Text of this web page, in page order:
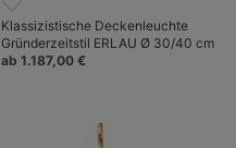
Klassizistische Deckenleuchte
Gründerzeitstil ERLAU Ø 30/40 cm
ab 1.187,00 €